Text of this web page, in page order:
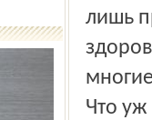
лишь
Что